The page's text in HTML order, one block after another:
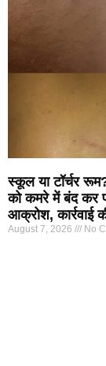
स्कूल या टॉर्चर
को कमरे में बंद कर
आक्रोश, कार्रवाई
August 7, 2026 No